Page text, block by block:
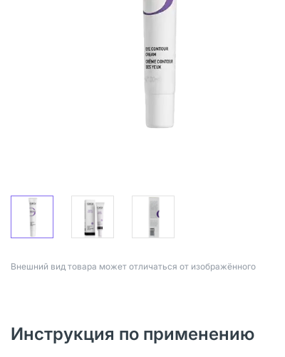
Bнешний вид товара может отличаться от изображённого
Инструкция по применению